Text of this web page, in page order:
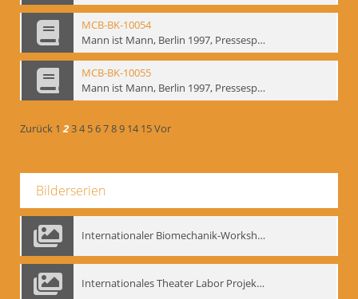
MCB-BK-10054
Mann ist Mann, Berlin 1997, Pressespiegel - interne Signatur: BM-prt-262-2
MCB-BK-10055
Mann ist Mann, Berlin 1997, Pressespiegel - interne Signatur: BM-prt-262-3
Zurück 1 234 56789 14 15Vor
Bilderserien
Internationaler Biomechanik-Workshop, Moskau 1993
Internationales Theater Labor Projekt: Play Don Juan